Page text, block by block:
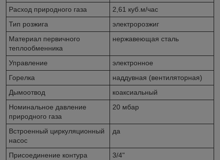
Расход природного газа
2,61 куб.м/час
Тип розжига
электророзжиг
Материал первичного
теплообменника
нержавеющая сталь
Управление
электронное
Горелка
наддувная (вентиляторная)
Дымоотвод
коаксиальный
Номинальное давление
природного газа
20 мбар
Встроенный циркуляционный
насос
да
Присоединение контура
3/4"